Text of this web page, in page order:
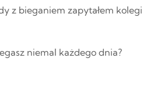
z bieganiem zapytałem kolegi
niemal każdego dnia?